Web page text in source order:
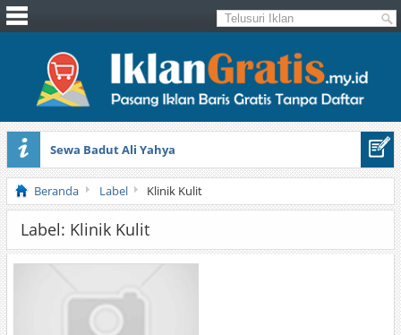
Sewa Badut Ali Yahya
Honda Brio 1.3 E AT CBU 2012 Putih
Beranda Label Klinik Kulit
Label: Klinik Kulit